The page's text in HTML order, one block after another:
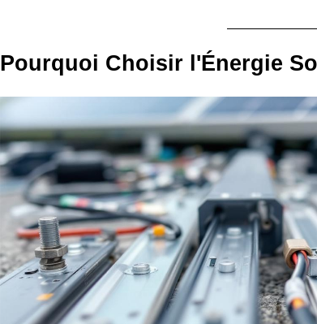
Pourquoi Choisir l'Énergie